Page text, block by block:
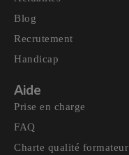
Blog
Recrutement
Handicap
Aide
Prise en charge
FAQ
Charte qualité formateur